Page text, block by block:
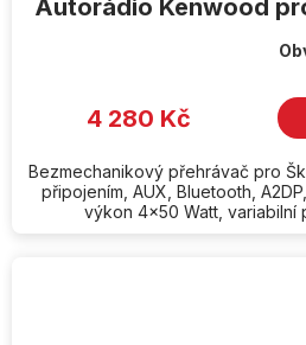
Autorádio Kenwood
4 280 Kč
Bezmechanikový přehrávač pro
připojením, AUX, Bluetooth,
výkon 4x50 Watt, variabilní